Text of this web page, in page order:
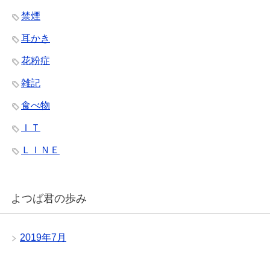
禁煙
耳かき
花粉症
雑記
食べ物
ＩＴ
ＬＩＮＥ
よつば君の歩み
2019年7月